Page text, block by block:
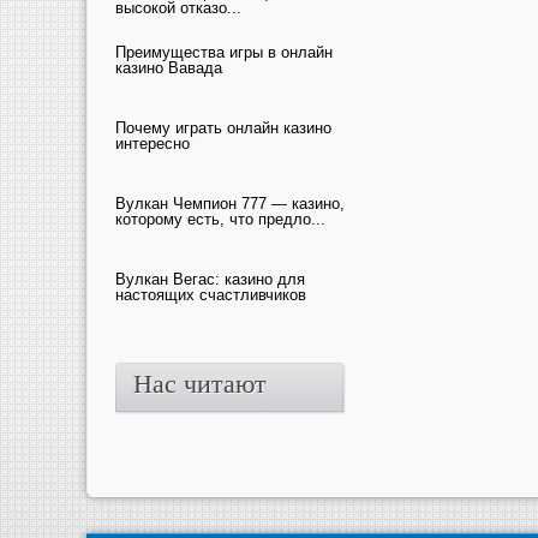
высокой отказо...
Преимущества игры в онлайн
казино Вавада
Почему играть онлайн казино
интересно
Вулкан Чемпион 777 — казино,
которому есть, что предло...
Вулкан Вегас: казино для
настоящих счастливчиков
Нас читают